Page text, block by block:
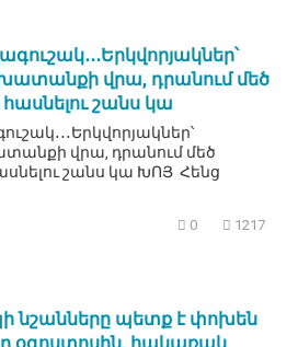
վրա, դրանում մեծ
հասնելու շանս կա
վրա, դրանում մեծ
շանս կա ԽՈՅ Հենց
0 1217
նշանները պետք է փոխեն